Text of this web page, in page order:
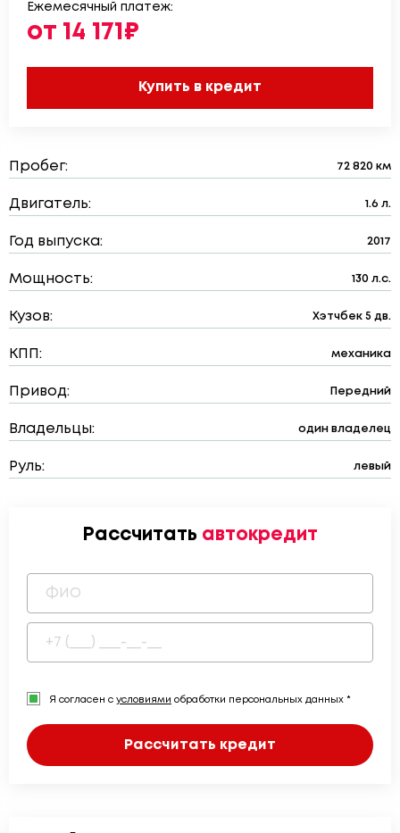
Ежемесячный платеж:
от 14 171₽
Купить в кредит
Пробег: 72 820 км
Двигатель: 1.6 л.
Год выпуска: 2017
Мощность: 130 л.с.
Кузов: Хэтчбек 5 дв.
КПП: механика
Привод: Передний
Владельцы: один владелец
Руль: левый
Рассчитать автокредит
Я согласен с условиями обработки персональных данных *
Рассчитать кредит